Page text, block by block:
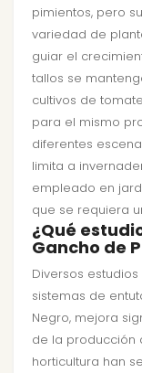
pimientos, pero
variedad de
guiar el
tallos se
cultivos de
para el mismo
diferentes
limita a
empleado en
que se requiera
¿Qué
Gancho de
Diversos
sistemas de
Negro, mejora
de la producción
horticultura han